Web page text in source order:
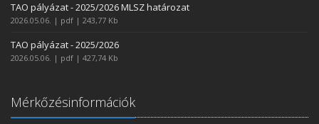
TAO pályázat - 2025/2026 MLSZ határozat
2026.05.06. | pdf | 243,77 Kb
TAO pályázat - 2025/2026
2026.05.06. | pdf | 427,74 Kb
Mérkőzésinformációk